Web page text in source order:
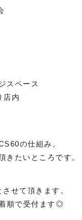
スペース
店内
の仕組み。
きたいところです。
せて頂きます。
順で受付ます◎